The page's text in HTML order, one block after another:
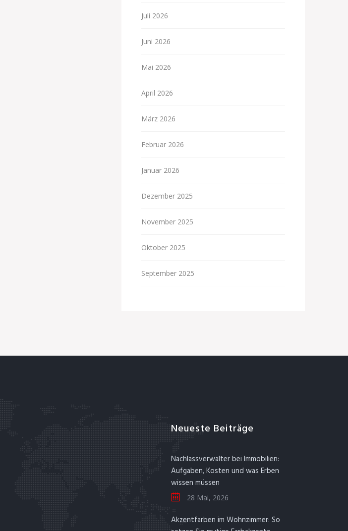
Juli 2026
Juni 2026
Mai 2026
April 2026
März 2026
Februar 2026
Januar 2026
Dezember 2025
November 2025
Oktober 2025
September 2025
Neueste Beiträge
Nachlassverwalter bei Immobilien:
Aufgaben, Kosten und was Erben
wissen müssen
28 Mai, 2026
Akzentfarben im Wohnzimmer: So